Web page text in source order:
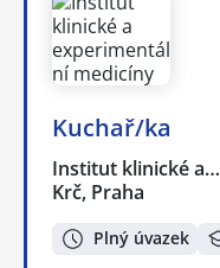
Kuchař/ka
Institut klinické a…
Krč, Praha
Plný úvazek